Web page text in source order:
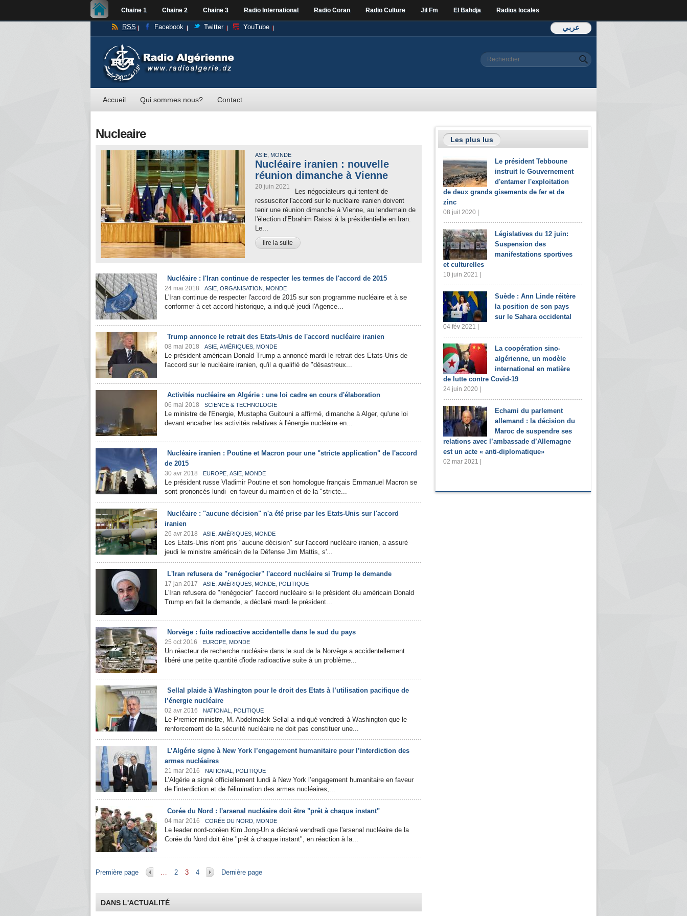
Chaine 1 Chaine 2 Chaine 3 Radio International Radio Coran Radio Culture Jil Fm El Bahdja Radios locales
عربي RSS Facebook Twitter YouTube
Formulaire de
Rechercher
Accueil Qui sommes nous? Contact
Nucleaire
ASIE, MONDE
Nucléaire iranien : nouvelle
réunion dimanche à Vienne
20 juin 2021
Les négociateurs qui tentent de
ressusciter l'accord sur le nucléaire iranien doivent
tenir une réunion dimanche à Vienne, au lendemain de
l'élection d'Ebrahim Raïssi à la présidentielle en Iran.
Le...
lire la suite
Nucléaire : l'Iran continue de respecter les termes de l'accord de 2015
24 mai 2018 ASIE, ORGANISATION, MONDE
L'Iran continue de respecter l'accord de 2015 sur son programme nucléaire et à se
conformer à cet accord historique, a indiqué jeudi l'Agence...
Trump annonce le retrait des Etats-Unis de l'accord nucléaire iranien
08 mai 2018 ASIE, AMÉRIQUES, MONDE
Le président américain Donald Trump a annoncé mardi le retrait des Etats-Unis de
l'accord sur le nucléaire iranien, qu'il a qualifié de "désastreux...
Activités nucléaire en Algérie : une loi cadre en cours d'élaboration
06 mai 2018 SCIENCE & TECHNOLOGIE
Le ministre de l'Energie, Mustapha Guitouni a affirmé, dimanche à Alger, qu'une loi
devant encadrer les activités relatives à l'énergie nucléaire en...
Nucléaire iranien : Poutine et Macron pour une "stricte application" de l'accord
de 2015
30 avr 2018 EUROPE, ASIE, MONDE
Le président russe Vladimir Poutine et son homologue français Emmanuel Macron se
sont prononcés lundi en faveur du maintien et de la "stricte...
Nucléaire : "aucune décision" n'a été prise par les Etats-Unis sur l'accord
iranien
26 avr 2018 ASIE, AMÉRIQUES, MONDE
Les Etats-Unis n'ont pris "aucune décision" sur l'accord nucléaire iranien, a assuré
jeudi le ministre américain de la Défense Jim Mattis, s'...
L'Iran refusera de "renégocier" l'accord nucléaire si Trump le demande
17 jan 2017 ASIE, AMÉRIQUES, MONDE, POLITIQUE
L'Iran refusera de "renégocier" l'accord nucléaire si le président élu américain Donald
Trump en fait la demande, a déclaré mardi le président...
Norvège : fuite radioactive accidentelle dans le sud du pays
25 oct 2016 EUROPE, MONDE
Un réacteur de recherche nucléaire dans le sud de la Norvège a accidentellement
libéré une petite quantité d'iode radioactive suite à un problème...
Sellal plaide à Washington pour le droit des Etats à l’utilisation pacifique de
l’énergie nucléaire
02 avr 2016 NATIONAL , POLITIQUE
Le Premier ministre, M. Abdelmalek Sellal a indiqué vendredi à Washington que le
renforcement de la sécurité nucléaire ne doit pas constituer une...
L’Algérie signe à New York l’engagement humanitaire pour l’interdiction des
armes nucléaires
21 mar 2016 NATIONAL , POLITIQUE
L’Algérie a signé officiellement lundi à New York l’engagement humanitaire en faveur
de l'interdiction et de l'élimination des armes nucléaires,...
Corée du Nord : l'arsenal nucléaire doit être "prêt à chaque instant"
04 mar 2016 CORÉE DU NORD, MONDE
Le leader nord-coréen Kim Jong-Un a déclaré vendredi que l'arsenal nucléaire de la
Corée du Nord doit être "prêt à chaque instant", en réaction à la...
Pages
Première page … 2 3 4 Dernière page
DANS L'ACTUALITÉ
Les plus lus
Le président Tebboune
instruit le Gouvernement
d'entamer l'exploitation
de deux grands gisements de fer et de
zinc
08 juil 2020 |
Législatives du 12 juin:
Suspension des
manifestations sportives
et culturelles
10 juin 2021 |
Suède : Ann Linde réitère
la position de son pays
sur le Sahara occidental
04 fév 2021 |
La coopération sino-
algérienne, un modèle
international en matière
de lutte contre Covid-19
24 juin 2020 |
Echami du parlement
allemand : la décision du
Maroc de suspendre ses
relations avec l’ambassade d’Allemagne
est un acte « anti-diplomatique»
02 mar 2021 |